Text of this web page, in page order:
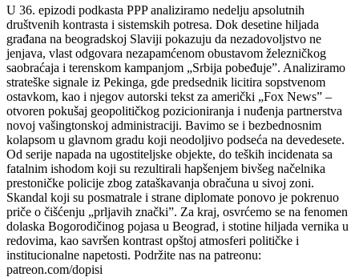
U 36. epizodi podkasta PPP analiziramo nedelju apsolutnih
društvenih kontrasta i sistemskih potresa. Dok desetine hiljada
građana na beogradskoj Slaviji pokazuju da nezadovoljstvo ne
jenjava, vlast odgovara nezapamćenom obustavom železničkog
saobraćaja i terenskom kampanjom „Srbija pobeđuje”. Analiziramo
strateške signale iz Pekinga, gde predsednik licitira sopstvenom
ostavkom, kao i njegov autorski tekst za američki „Fox News” –
otvoren pokušaj geopolitičkog pozicioniranja i nuđenja partnerstva
novoj vašingtonskoj administraciji. Bavimo se i bezbednosnim
kolapsom u glavnom gradu koji neodoljivo podseća na devedesete.
Od serije napada na ugostiteljske objekte, do teških incidenata sa
fatalnim ishodom koji su rezultirali hapšenjem bivšeg načelnika
prestoničke policije zbog zataškavanja obračuna u sivoj zoni.
Skandal koji su posmatrale i strane diplomate ponovo je pokrenuo
priče o čišćenju „prljavih znački”. Za kraj, osvrćemo se na fenomen
dolaska Bogorodičinog pojasa u Beograd, i stotine hiljada vernika u
redovima, kao savršen kontrast opštoj atmosferi političke i
institucionalne napetosti. Podržite nas na patreonu:
patreon.com/dopisi